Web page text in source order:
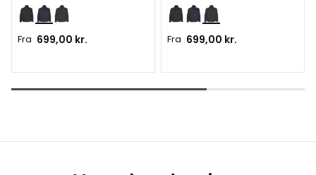
Fra 699,00 kr. Fra 699,00 kr.